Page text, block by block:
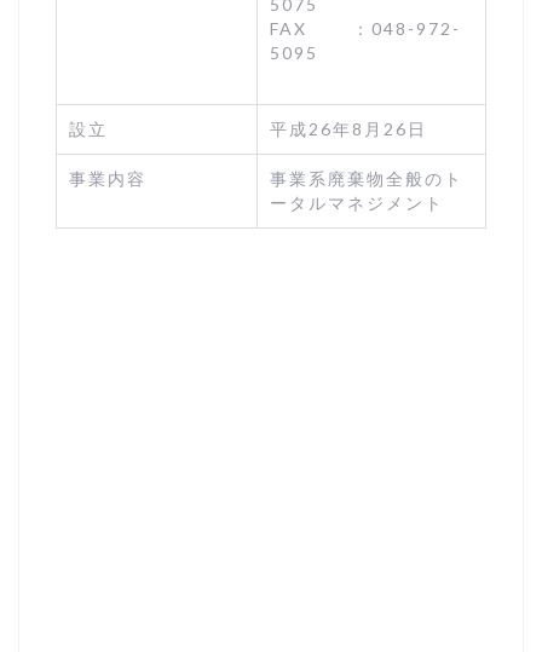
5075
FAX ：048-972-
5095
設立 平成26年8月26日
事業内容
事業系廃棄物全般のト
ータルマネジメント